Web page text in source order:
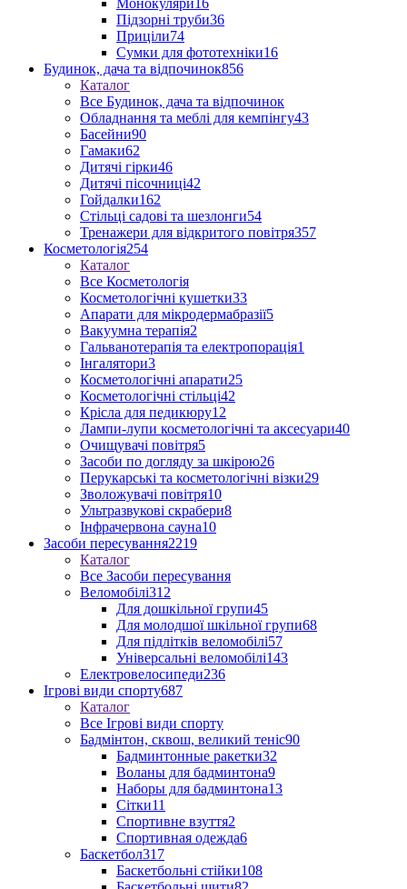
Монокуляри16
Підзорні труби36
Приціли74
Сумки для фототехніки16
Будинок, дача та відпочинок856
Каталог
Все Будинок, дача та відпочинок
Обладнання та меблі для кемпінгу43
Басейни90
Гамаки62
Дитячі гірки46
Дитячі пісочниці42
Гойдалки162
Стільці садові та шезлонги54
Тренажери для відкритого повітря357
Косметологія254
Каталог
Все Косметологія
Косметологічні кушетки33
Апарати для мікродермабразії5
Вакуумна терапія2
Гальванотерапія та електропорація1
Інгалятори3
Косметологічні апарати25
Косметологічні стільці42
Крісла для педикюру12
Лампи-лупи косметологічні та аксесуари40
Очищувачі повітря5
Засоби по догляду за шкірою26
Перукарські та косметологічні візки29
Зволожувачі повітря10
Ультразвукові скрабери8
Інфрачервона сауна10
Засоби пересування2219
Каталог
Все Засоби пересування
Веломобілі312
Для дошкільної групи45
Для молодшої шкільної групи68
Для підлітків веломобілі57
Універсальні веломобілі143
Електровелосипеди236
Ігрові види спорту687
Каталог
Все Ігрові види спорту
Бадмінтон, сквош, великий теніс90
Бадминтонные ракетки32
Воланы для бадминтона9
Наборы для бадминтона13
Сітки11
Спортивне взуття2
Спортивная одежда6
Баскетбол317
Баскетбольні стійки108